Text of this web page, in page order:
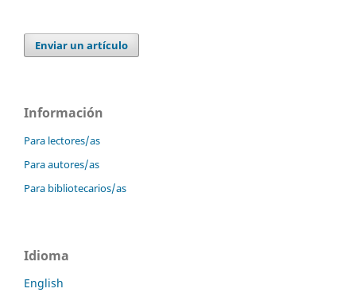
Enviar un artículo
Información
Para lectores/as
Para autores/as
Para bibliotecarios/as
Idioma
English